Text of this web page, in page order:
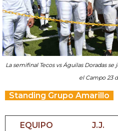
La semifinal Tecos vs Águilas Doradas se
el Campo 23
Standing Grupo Amarillo
EQUIPO J.J.